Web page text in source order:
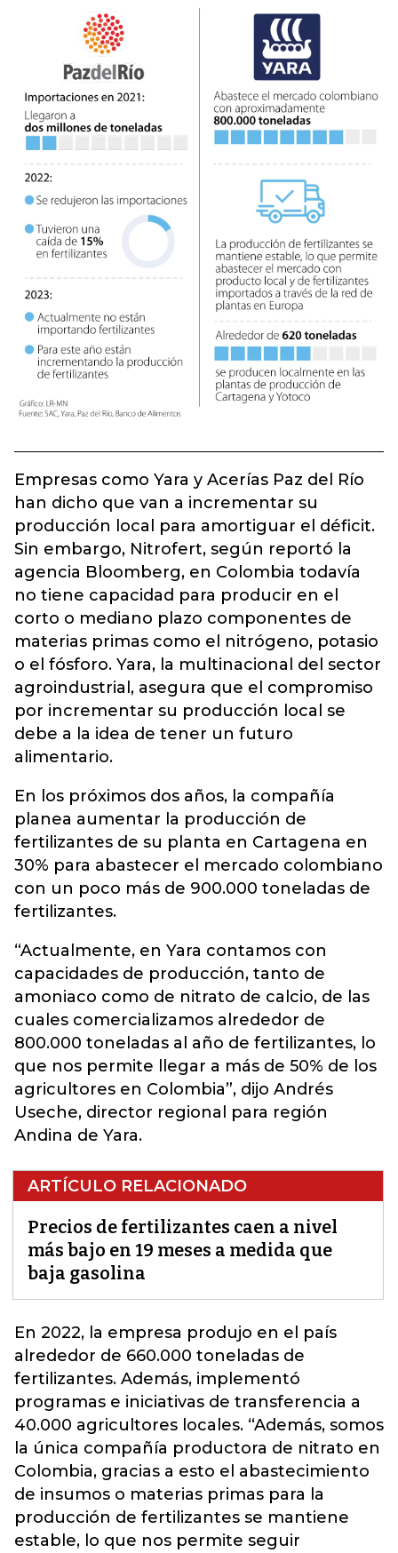
Empresas como Yara y Acerías Paz del Río
han dicho que van a incrementar su
producción local para amortiguar el déficit.
Sin embargo, Nitrofert, según reportó la
agencia Bloomberg, en Colombia todavía
no tiene capacidad para producir en el
corto o mediano plazo componentes de
materias primas como el nitrógeno, potasio
o el fósforo. Yara, la multinacional del sector
agroindustrial, asegura que el compromiso
por incrementar su producción local se
debe a la idea de tener un futuro
alimentario.
En los próximos dos años, la compañía
planea aumentar la producción de
fertilizantes de su planta en Cartagena en
30% para abastecer el mercado colombiano
con un poco más de 900.000 toneladas de
fertilizantes.
“Actualmente, en Yara contamos con
capacidades de producción, tanto de
amoniaco como de nitrato de calcio, de las
cuales comercializamos alrededor de
800.000 toneladas al año de fertilizantes, lo
que nos permite llegar a más de 50% de los
agricultores en Colombia”, dijo Andrés
Useche, director regional para región
Andina de Yara.
ARTÍCULO RELACIONADO
Precios de fertilizantes caen a nivel
más bajo en 19 meses a medida que
baja gasolina
En 2022, la empresa produjo en el país
alrededor de 660.000 toneladas de
fertilizantes. Además, implementó
programas e iniciativas de transferencia a
40.000 agricultores locales. “Además, somos
la única compañía productora de nitrato en
Colombia, gracias a esto el abastecimiento
de insumos o materias primas para la
producción de fertilizantes se mantiene
estable, lo que nos permite seguir